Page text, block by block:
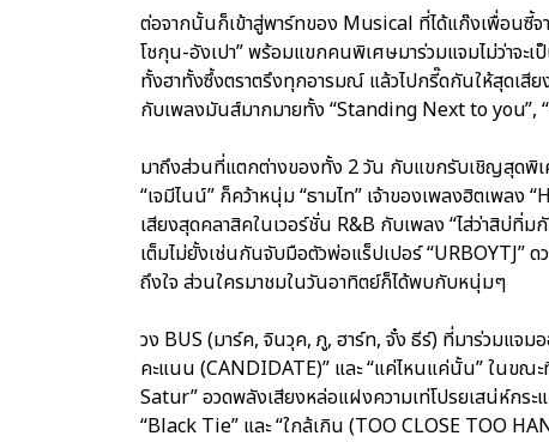
ต่อจากนั้นก็เข้าสู่พาร์ทของ Musical ที่ได้แก๊งเพื่อนซี้
โชกุน-อังเปา” พร้อมแขกคนพิเศษมาร่วมแจมไม่ว่าจะ
ทั้งฮาทั้งซึ้งตราตรึงทุกอารมณ์ แล้วไปกรี๊ดกันให้สุดเ
กับเพลงมันส์มากมายทั้ง “Standing Next to you”,
มาถึงส่วนที่แตกต่างของทั้ง 2 วัน กับแขกรับเชิญสุดพิ
“เจมีไนน์” ก็คว้าหนุ่ม “ธามไท” เจ้าของเพลงฮิตเพล
เสียงสุดคลาสิคในเวอร์ชั่น R&B กับเพลง “ไส่ว่าสิบ่
เต็มไม่ยั้งเช่นกันจับมือตัวพ่อแร็ปเปอร์ “URBOYTJ” ด
ถึงใจ ส่วนใครมาชมในวันอาทิตย์ก็ได้พบกับหนุ่มๆ
วง BUS (มาร์ค, จินวุค, ภู, ฮาร์ท, จั๋ง ธีร์) ที่มาร่วมแจ
คะแนน (CANDIDATE)” และ “แค่ไหนแค่นั้น” ในขณ
Satur” อวดพลังเสียงหล่อแฝงความเท่โปรยเสน่ห์กร
“Black Tie” และ “ใกล้เกิน (TOO CLOSE TOO